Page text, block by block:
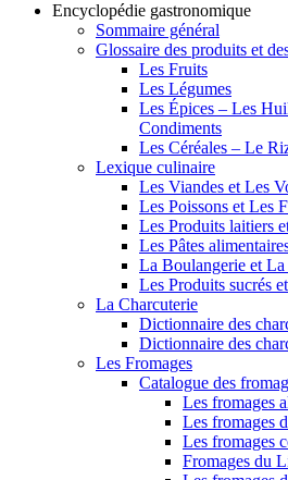
Encyclopédie gastronomique
Sommaire général
Glossaire des produits et
Les Fruits
Les Légumes
Les Épices – Les
Condiments
Les Céréales – Le
Lexique culinaire
Les Viandes et Les
Les Poissons et Les
Les Produits laitiers
Les Pâtes
La Boulangerie et La
Les Produits sucrés
La Charcuterie
Dictionnaire des
Dictionnaire des
Les Fromages
Catalogue des
Les fromages
Les fromages
Les fromages
Fromages du